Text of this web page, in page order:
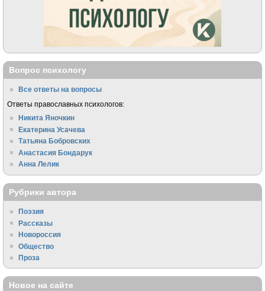
Вопрос психологу
Все ответы на вопросы
Ответы православных психологов:
Никита Яночкин
Екатерина Усачева
Татьяна Бобровских
Анастасия Бондарук
Анна Лелик
Рубрики автора
Поэзия
Рассказы
Новороссия
Общество
Проза
Новое на сайте